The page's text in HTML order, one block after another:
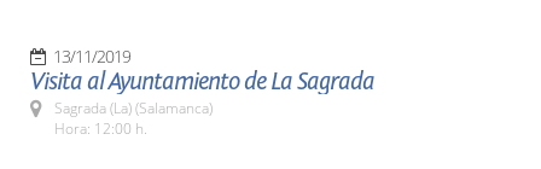
13/11/2019
Visita al Ayuntamiento de La Sagrada
Sagrada (La) (Salamanca)
Hora: 12:00 h.